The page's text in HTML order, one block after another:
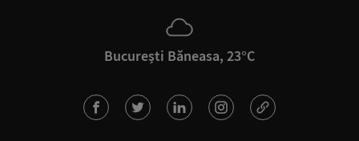
București Băneasa, 23°C